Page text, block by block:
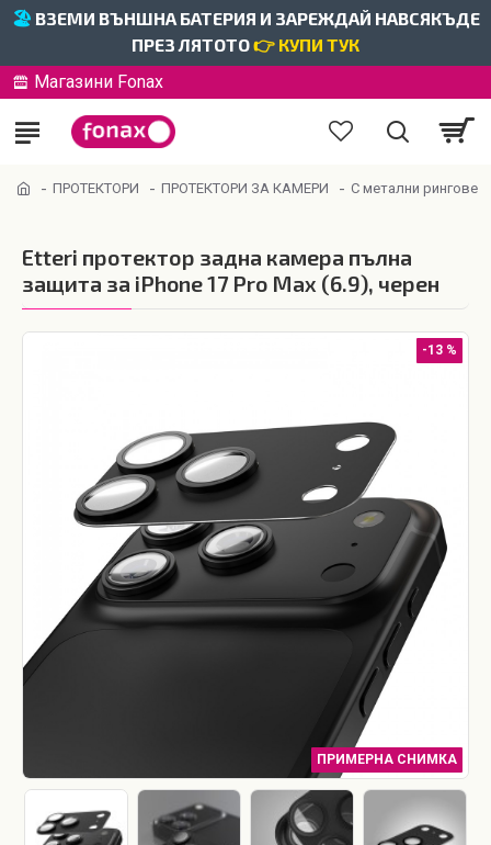
🏖️ ВЗЕМИ ВЪНШНА БАТЕРИЯ И ЗАРЕЖДАЙ НАВСЯКЪДЕ
ПРЕЗ ЛЯТОТО👉 КУПИ ТУК
Магазини Fonax
ПРОТЕКТОРИ ПРОТЕКТОРИ ЗА КАМЕРИ С метални рингове
Etteri протектор задна камера пълна
защита за iPhone 17 Pro Max (6.9), черен
ПРИМЕРНА СНИМКА
-13 %